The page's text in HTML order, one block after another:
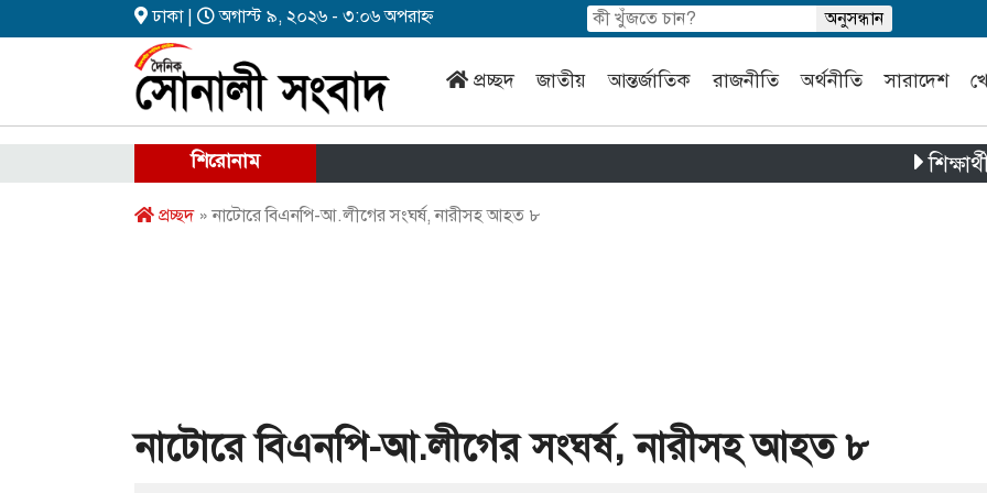
ঢাকা | অগাস্ট ৯, ২০২৬ - ৩:০৬ অপরাহ্ন
প্রচ্ছদ জাতীয় আন্তর্জাতিক রাজনীতি অর্থনীতি সারাদেশ
শিরোনাম শিক্ষার্থী ও
প্রচ্ছদ» নাটোরে বিএনপি-আ.লীগের সংঘর্ষ, নারীসহ আহত ৮
নাটোরে বিএনপি-আ.লীগের সংঘর্ষ, নারীসহ আহত ৮